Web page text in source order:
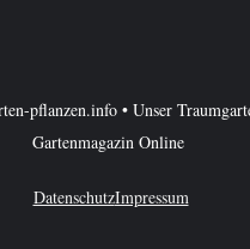
pflanzen.info • Unser
Gartenmagazin Online
DatenschutzImpressum